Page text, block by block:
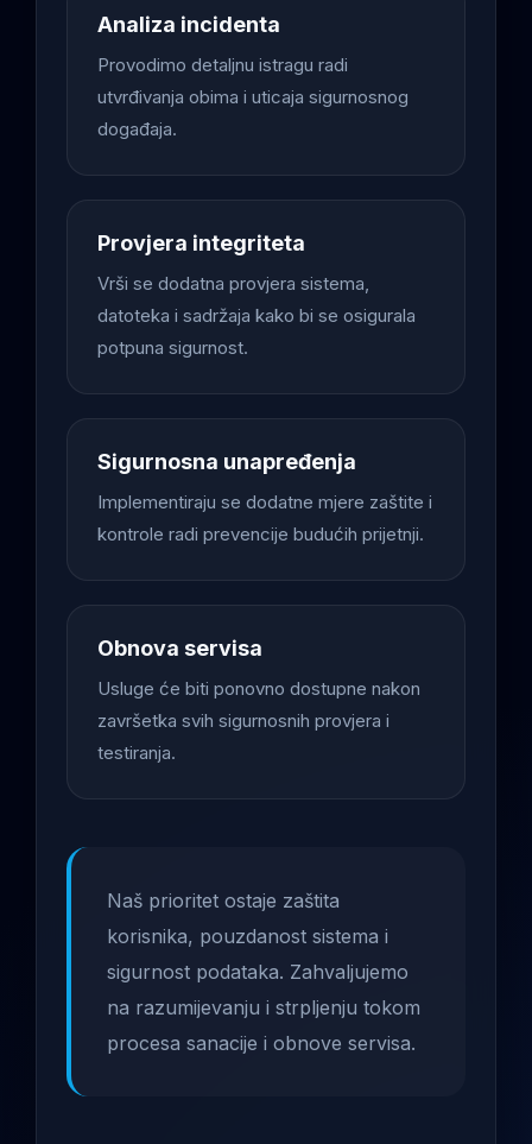
Analiza incidenta
Provodimo detaljnu istragu radi
utvrđivanja obima i uticaja sigurnosnog
događaja.
Provjera integriteta
Vrši se dodatna provjera sistema,
datoteka i sadržaja kako bi se osigurala
potpuna sigurnost.
Sigurnosna unapređenja
Implementiraju se dodatne mjere zaštite i
kontrole radi prevencije budućih prijetnji.
Obnova servisa
Usluge će biti ponovno dostupne nakon
završetka svih sigurnosnih provjera i
testiranja.
Naš prioritet ostaje zaštita
korisnika, pouzdanost sistema i
sigurnost podataka. Zahvaljujemo
na razumijevanju i strpljenju tokom
procesa sanacije i obnove servisa.